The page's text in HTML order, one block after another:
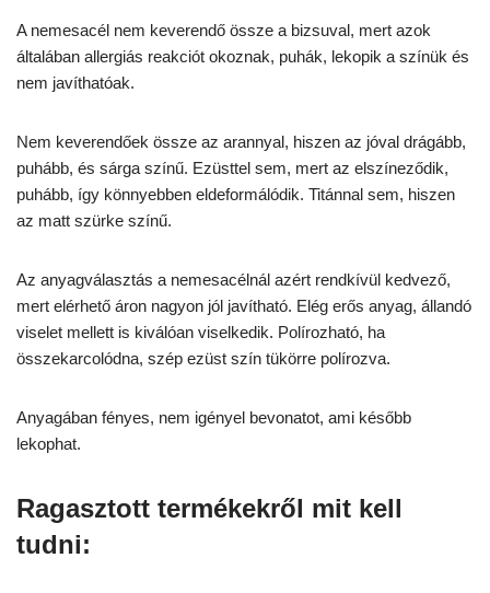
A nemesacél nem keverendő össze a bizsuval, mert azok
általában allergiás reakciót okoznak, puhák, lekopik a színük és
nem javíthatóak.
Nem keverendőek össze az arannyal, hiszen az jóval drágább,
puhább, és sárga színű. Ezüsttel sem, mert az elszíneződik,
puhább, így könnyebben eldeformálódik. Titánnal sem, hiszen
az matt szürke színű.
Az anyagválasztás a nemesacélnál azért rendkívül kedvező,
mert elérhető áron nagyon jól javítható. Elég erős anyag, állandó
viselet mellett is kiválóan viselkedik. Polírozható, ha
összekarcolódna, szép ezüst szín tükörre polírozva.
Anyagában fényes, nem igényel bevonatot, ami később
lekophat.
Ragasztott termékekről mit kell
tudni: